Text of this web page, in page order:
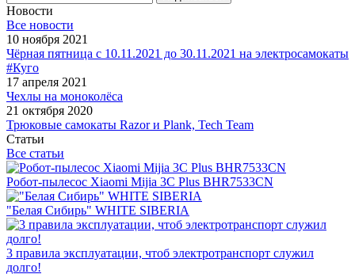
Новости
Все новости
10 ноября 2021
Чёрная пятница с 10.11.2021 до 30.11.2021 на электросамокаты
#Куго
17 апреля 2021
Чехлы на моноколёса
21 октября 2020
Трюковые самокаты Razor и Plank, Tech Team
Статьи
Все статьи
Робот-пылесос Xiaomi Mijia 3C Plus BHR7533CN
"Белая Сибирь" WHITE SIBERIA
3 правила эксплуатации, чтоб электротранспорт служил
долго!